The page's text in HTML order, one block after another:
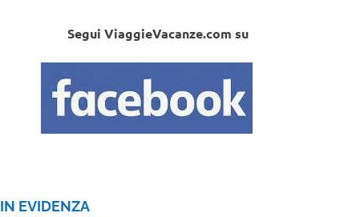
Segui ViaggieVacanze.com su
IN EVIDENZA